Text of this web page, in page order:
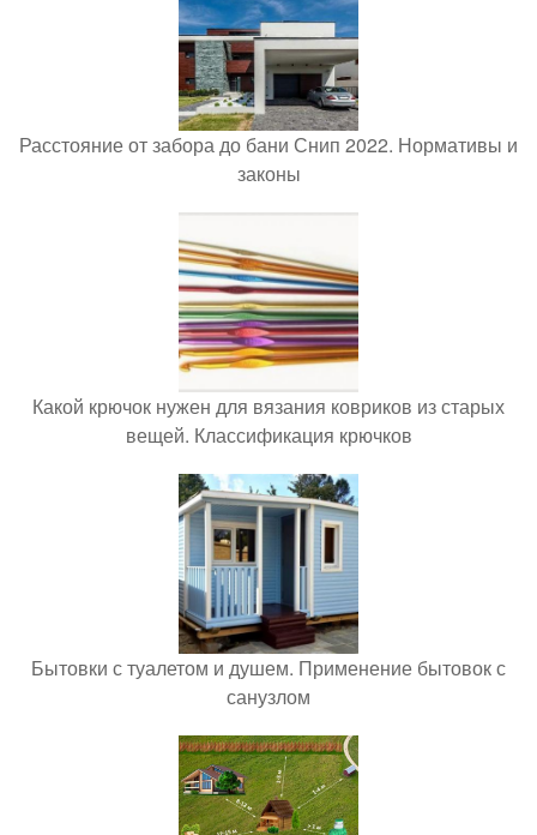
Расстояние от забора до бани Снип 2022. Нормативы и
законы
Какой крючок нужен для вязания ковриков из старых
вещей. Классификация крючков
Бытовки с туалетом и душем. Применение бытовок с
санузлом